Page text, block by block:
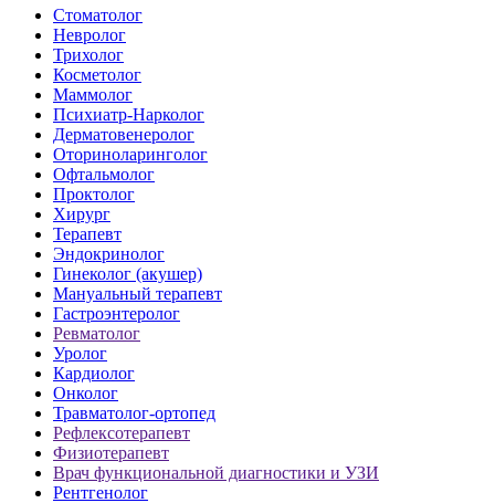
Стоматолог
Невролог
Трихолог
Косметолог
Маммолог
Психиатр-Нарколог
Дерматовенеролог
Оториноларинголог
Офтальмолог
Проктолог
Хирург
Терапевт
Эндокринолог
Гинеколог (акушер)
Мануальный терапевт
Гастроэнтеролог
Ревматолог
Уролог
Кардиолог
Онколог
Травматолог-ортопед
Рефлексотерапевт
Физиотерапевт
Врач функциональной диагностики и УЗИ
Рентгенолог